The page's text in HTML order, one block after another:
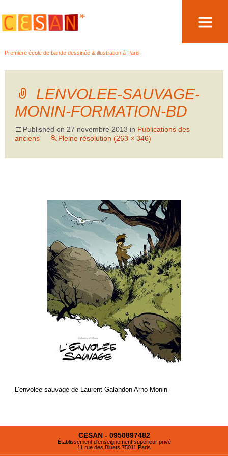
Première école de bande dessinée & illustration à Paris
au
LENVOLEE-SAUVAGE-
MONIN-FORMATION-BD
Published on 27 novembre 2013 in Publications des
anciens
Pleine résolution (263 × 346)
L’envolée sauvage de Laurent Galandon Arno Monin
CESAN - 0950897482
Établissement d'enseignement supérieur privé
11 rue des Bluets 75011 Paris